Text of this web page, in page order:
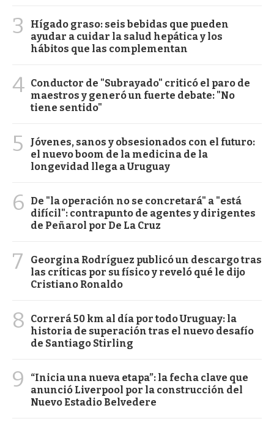
3
Hígado graso: seis bebidas que pueden
ayudar a cuidar la salud hepática y los
hábitos que las complementan
4 Conductor de "Subrayado" criticó el paro de
maestros y generó un fuerte debate: "No
tiene sentido"
5
Jóvenes, sanos y obsesionados con el futuro:
el nuevo boom de la medicina de la
longevidad llega a Uruguay
6
De "la operación no se concretará" a "está
difícil": contrapunto de agentes y dirigentes
de Peñarol por De La Cruz
7
Georgina Rodríguez publicó un descargo tras
las críticas por su físico y reveló qué le dijo
Cristiano Ronaldo
8
Correrá 50 km al día por todo Uruguay: la
historia de superación tras el nuevo desafío
de Santiago Stirling
9
“Inicia una nueva etapa”: la fecha clave que
anunció Liverpool por la construcción del
Nuevo Estadio Belvedere